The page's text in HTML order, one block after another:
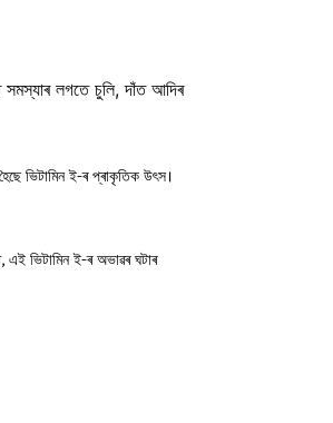
সমস্যাৰ লগতে চুলি, দাঁত আদিৰ
ভিটামিন ই-ৰ প্ৰাকৃতিক উৎস।
ভিটামিন ই-ৰ অভাৱৰ ঘটাৰ